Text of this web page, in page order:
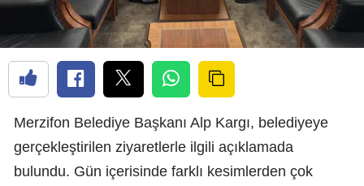
Merzifon Belediye Başkanı Alp Kargı, belediyeye
gerçekleştirilen ziyaretlerle ilgili açıklamada
bulundu. Gün içerisinde farklı kesimlerden çok